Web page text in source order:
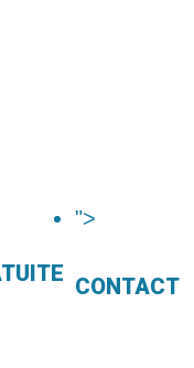
">
CONTACT